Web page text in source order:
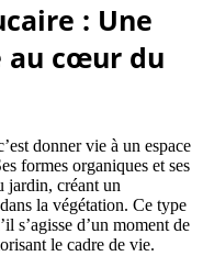
: Une
au cœur du
donner vie à un espace
formes organiques et ses
jardin, créant un
la végétation. Ce type
s’agisse d’un moment de
le cadre de vie.